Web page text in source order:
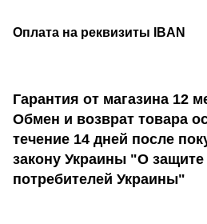
Оплата на реквизиты IBAN
Гарантия от магазина 12
Обмен и возврат товара
течение 14 дней после
закону Украины "О защите
потребителей Украины"